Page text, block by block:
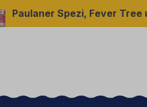
Paulaner Spezi, Fever Tree